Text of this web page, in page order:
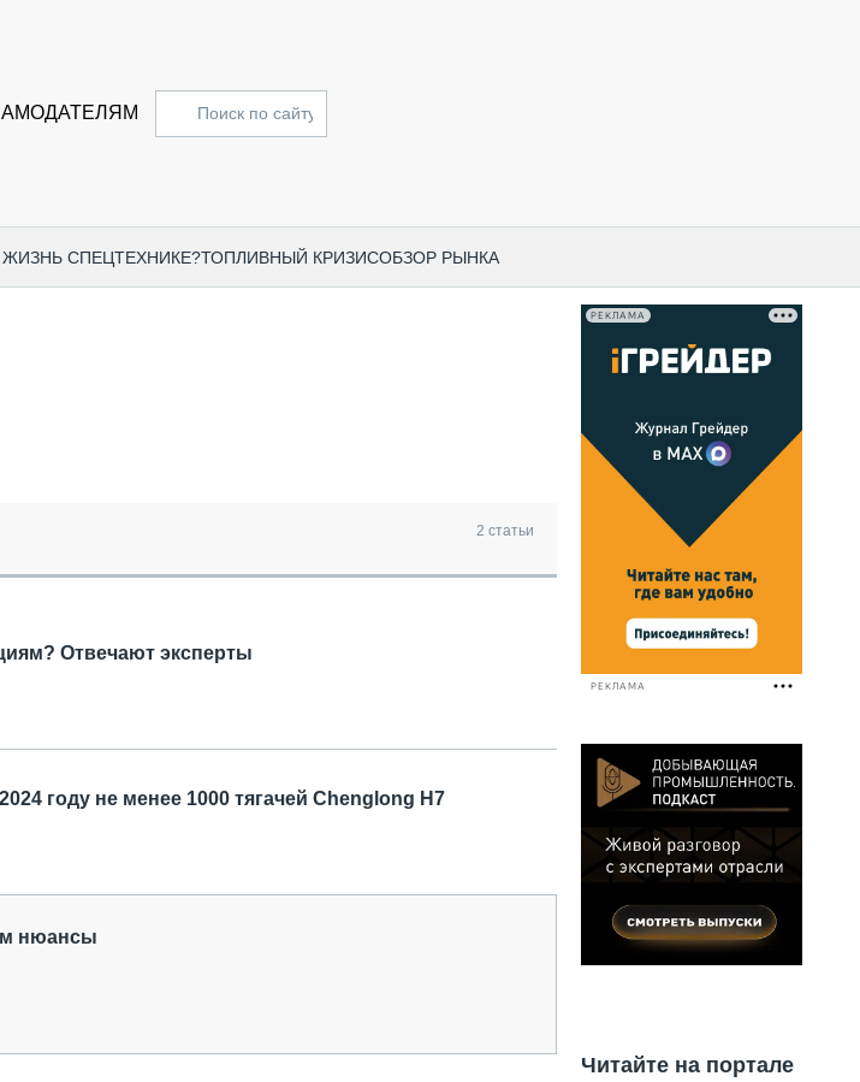
ЖИЗНЬ СПЕЦТЕХНИКЕ?ТОПЛИВНЫЙ КРИЗИСОБЗОР РЫНКА
ПАССАЖИРСКИЙ ТРАНСПОРТ
АВТОМАТИЗАЦИЯ И ТЕХНОЛОГИИ
2 статьи
Отвечают эксперты
году не менее 1000 тягачей Chenglong H7
нюансы
РЕКЛАМА
РЕКЛАМА
Читайте на портале